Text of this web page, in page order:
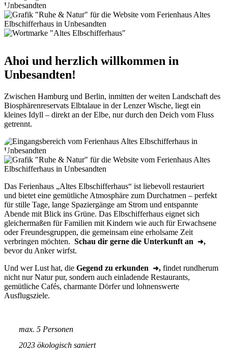
Ahoi und herzlich willkommen in
Unbesandten!
Zwischen Hamburg und Berlin, inmitten der weiten Landschaft des
Biosphärenreservats Elbtalaue in der Lenzer Wische, liegt ein
kleines Idyll – direkt an der Elbe, nur durch den Deich vom Fluss
getrennt.
Das Ferienhaus „Altes Elbschifferhaus“ ist liebevoll restauriert
und bietet eine gemütliche Atmosphäre zum Durchatmen – perfekt
für stille Tage, lange Spaziergänge am Strom und entspannte
Abende mit Blick ins Grüne. Das Elbschifferhaus eignet sich
gleichermaßen für Familien mit Kindern wie auch für Erwachsene
oder Freundesgruppen, die gemeinsam eine erholsame Zeit
verbringen möchten. Schau dir gerne die Unterkunft an
,
bevor du Anker wirfst.
Und wer Lust hat, die Gegend zu erkunden , findet rundherum
nicht nur Natur pur, sondern auch einladende Restaurants,
gemütliche Cafés, charmante Dörfer und lohnenswerte
Ausflugsziele.
max. 5 Personen
2023 ökologisch saniert